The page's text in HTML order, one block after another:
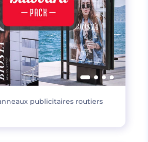
publicitaires routiers